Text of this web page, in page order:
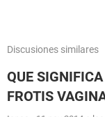
Discusiones similares
QUE
FROTIS